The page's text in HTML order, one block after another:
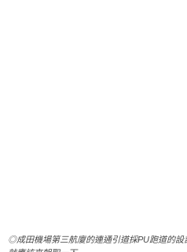
◎成田機場第三航廈的連通引道採PU跑道的